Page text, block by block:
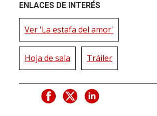
ENLACES DE INTERÉS
Ver 'La estafa del amor'
Hoja de sala Tráiler